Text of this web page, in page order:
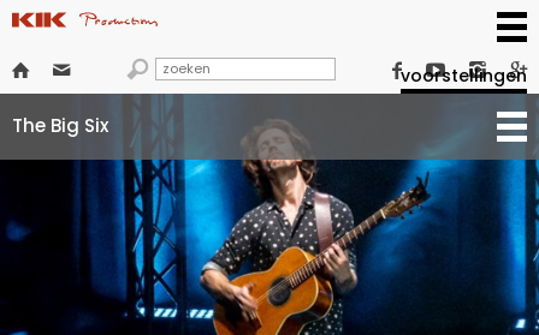
      
voorstellingen
The Big Six